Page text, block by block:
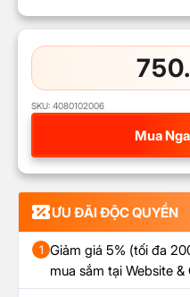
SKU: 4080102006
Mua
ƯU ĐÃI ĐỘC QUYỀN
1 Giảm giá 5% (tối đa
mua sắm tại Website &